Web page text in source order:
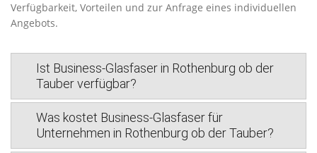
Verfügbarkeit, Vorteilen und zur Anfrage eines individuellen
Angebots.
Ist Business-Glasfaser in Rothenburg ob der
Tauber verfügbar?
Was kostet Business-Glasfaser für
Unternehmen in Rothenburg ob der Tauber?